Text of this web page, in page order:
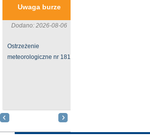
Uwaga burze
Dodano: 2026-08-06
Ostrzeżenie
meteorologiczne nr 181
azbest w ramach